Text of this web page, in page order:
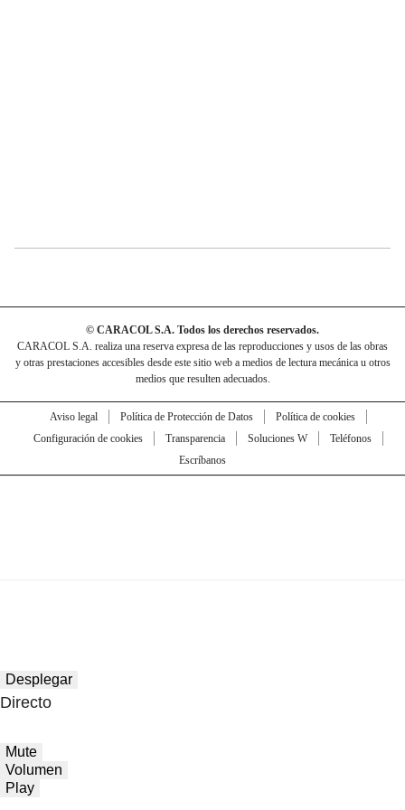
© CARACOL S.A. Todos los derechos reservados.
CARACOL S.A. realiza una reserva expresa de las reproducciones y usos de las obras
y otras prestaciones accesibles desde este sitio web a medios de lectura mecánica u otros
medios que resulten adecuados.
Aviso legal Política de Protección de Datos
Política de cookies
Configuración de cookies
Transparencia Soluciones W
Teléfonos
Escríbanos
Desplegar
Directo
Mute
Volumen
Play